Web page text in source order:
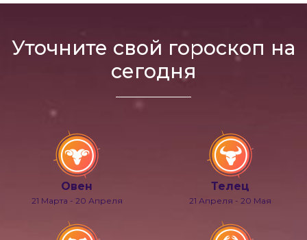
Уточните свой гороскоп на
сегодня
Овен
21 Марта - 20 Апреля
Телец
21 Апреля - 20 Мая